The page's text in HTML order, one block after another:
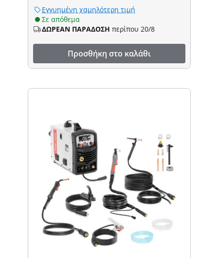
Εγγυημένη χαμηλότερη τιμή
Σε απόθεμα
ΔΩΡΕΑΝ ΠΑΡΑΔΟΣΗ περίπου 20/8
Προσθήκη στο καλάθι